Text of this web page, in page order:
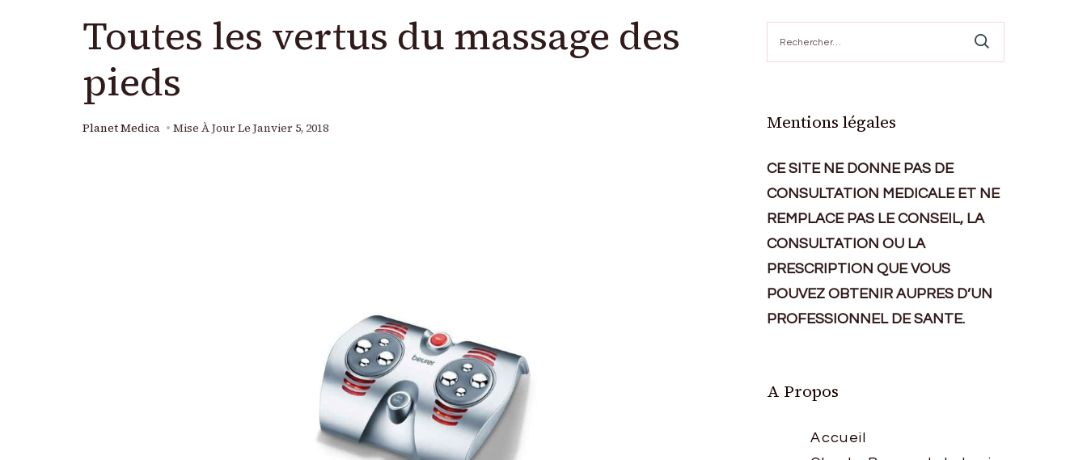
Toutes les vertus du massage des
pieds
Planet Medica Mise À Jour Le Janvier 5, 2018 Mentions légales
CE SITE NE DONNE PAS DE
CONSULTATION MEDICALE ET NE
REMPLACE PAS LE CONSEIL, LA
CONSULTATION OU LA
PRESCRIPTION QUE VOUS
POUVEZ OBTENIR AUPRES D’UN
PROFESSIONNEL DE SANTE.
A Propos
Accueil